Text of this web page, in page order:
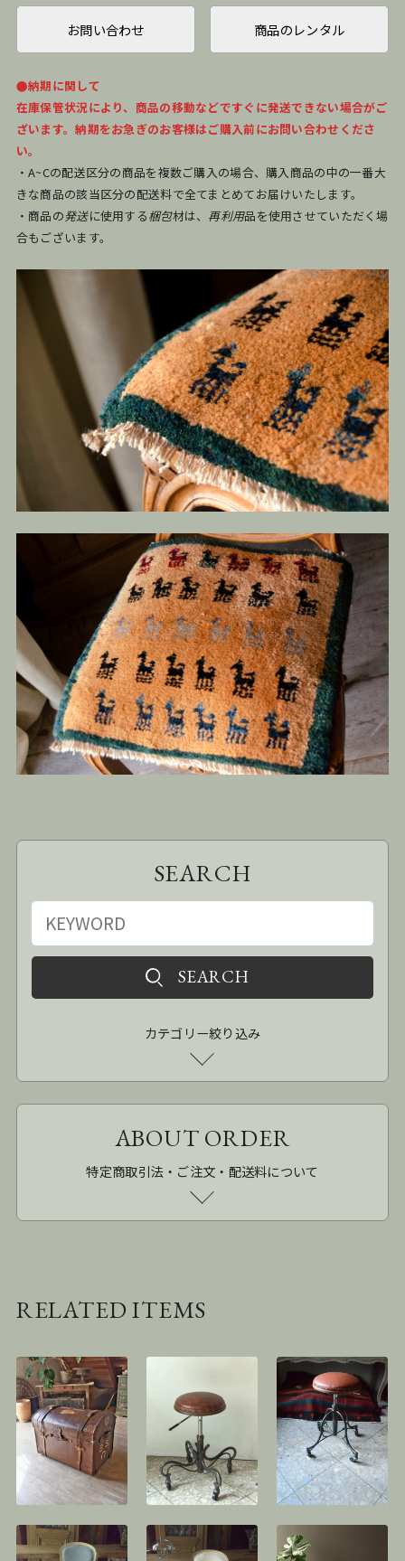
お問い合わせ 商品のレンタル
●納期に関して
在庫保管状況により、商品の移動などですぐに発送できない場合がご
ざいます。納期をお急ぎのお客様はご購入前にお問い合わせくださ
い。
・A~Cの配送区分の商品を複数ご購入の場合、購入商品の中の一番大
きな商品の該当区分の配送料で全てまとめてお届けいたします。
・商品の発送に使用する梱包材は、 再利用品を使用させていただく場
合もございます。
SEARCH
カテゴリー絞り込み
ABOUT ORDER
特定商取引法・ご注文・配送料について
RELATED ITEMS